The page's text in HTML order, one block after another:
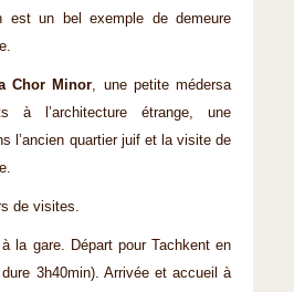
est un bel exemple de demeure
Chor Minor, une petite médersa
à l’architecture étrange, une
l’ancien quartier juif et la visite de
de visites.
à la gare. Départ pour Tachkent en
3h40min). Arrivée et accueil à